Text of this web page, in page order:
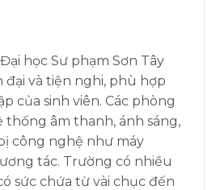
học Sư phạm Sơn Tây
và tiện nghi, phù hợp
của sinh viên. Các phòng
thống âm thanh, ánh sáng,
công nghệ như máy
tác. Trường có nhiều
sức chứa từ vài chục đến